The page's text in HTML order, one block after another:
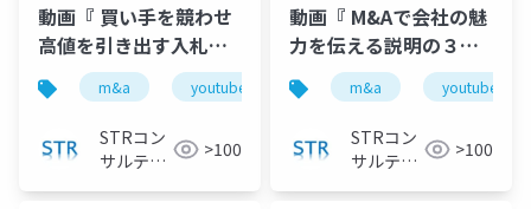
動画『 買い手を競わせ
高値を引き出す入札
M&Aのコツ５選 』で投
影した資料
m&a youtube バリュエーション 企業価
STRコン
サルティ
>100
動画『 M&Aで会社の魅
力を伝える説明の３つ
のポイント｜高く売る
M&A体系講座＃６』で
投影した資料
m&a youtube
STRコン
サルティ
>100